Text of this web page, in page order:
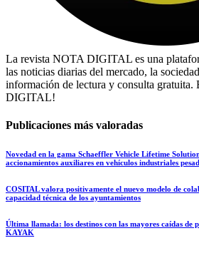
La revista NOTA DIGITAL es una
las noticias diarias del mercado, la
información de lectura y consulta
DIGITAL!
Publicaciones más valoradas
Novedad en la gama Schaeffler Vehicle Lifetime
accionamientos auxiliares en vehículos industriales
COSITAL valora positivamente el nuevo modelo de
capacidad técnica de los ayuntamientos
Última llamada: los destinos con las mayores caídas de
KAYAK